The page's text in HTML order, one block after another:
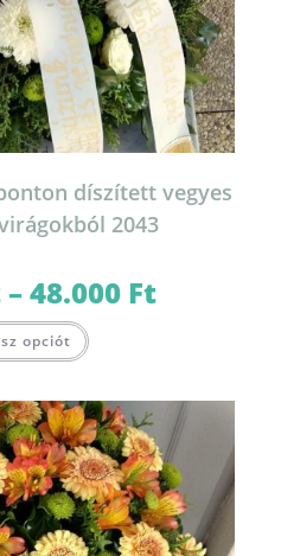
díszített vegyes
2043
–48.000 Ft29.000 Ft
opciót a
van.
A
változatok
a
termékoldalon
választhatók
ki